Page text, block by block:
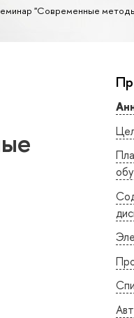
"Современные